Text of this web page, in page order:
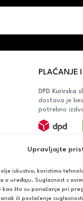
Upravljajte
iskustvo, koristimo
o uređaju. Suglasnost s
kao što su ponašanje pri
ili povlačenje
PLAĆANJE
DPD Kurirska
dostava je
potrebno
Bankovna